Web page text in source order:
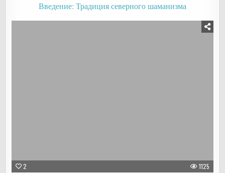
Введение: Традиция северного шаманизма
2 1125